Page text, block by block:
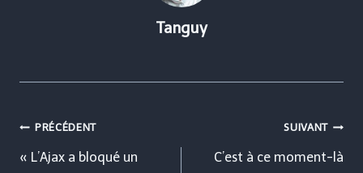
Tanguy
Navigation
de
PRÉCÉDENT
« L’Ajax a bloqué un
SUIVANT
C’est à ce moment-là